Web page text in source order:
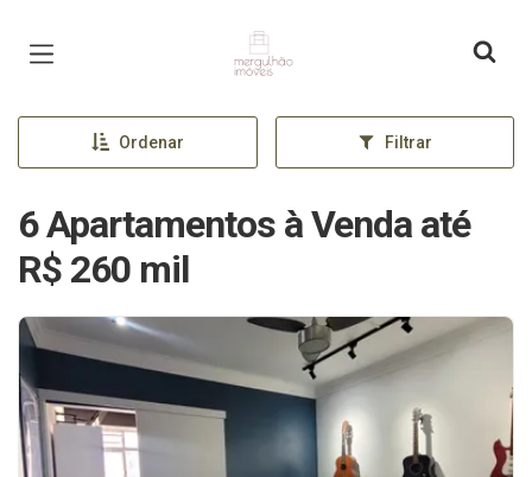
Página inicial
Ordenar Filtrar
6 Apartamentos à Venda até
R$ 260 mil